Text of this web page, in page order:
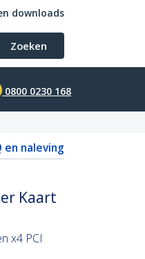
downloads
Zoeken
0800 0230 168
en naleving
Kaart
x4 PCI